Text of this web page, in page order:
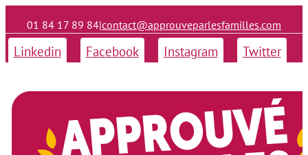
01 84 17 89 84|contact@approuveparlesfamilles.com
Linkedin Facebook Instagram Twitter